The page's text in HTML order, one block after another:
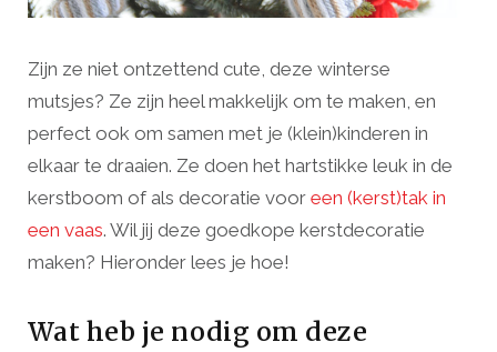
Zijn ze niet ontzettend cute, deze winterse
mutsjes? Ze zijn heel makkelijk om te maken, en
perfect ook om samen met je (klein)kinderen in
elkaar te draaien. Ze doen het hartstikke leuk in de
kerstboom of als decoratie voor een (kerst)tak in
een vaas. Wil jij deze goedkope kerstdecoratie
maken? Hieronder lees je hoe!
Wat heb je nodig om deze